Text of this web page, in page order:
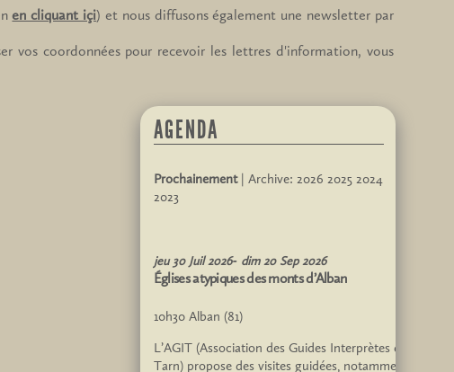
en cliquant içi) et nous diffusons également une newsletter par
vos coordonnées pour recevoir les lettres d'information, vous
AGENDA
Prochainement| Archive: 2026 2025 2024
2023
jeu 30 Juil 2026 dim 20 Sep 2026
Églises atypiques des monts d’Alban
10h30 Alban (81)
L’AGIT (Association des Guides Interprètes du
Tarn) propose des visites guidées, notamment